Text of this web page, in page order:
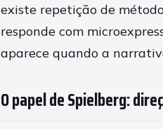
existe repetição de
responde com
aparece quando a
O papel de Spielberg: